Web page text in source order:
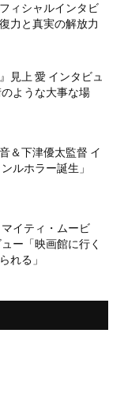
ィシャルインタビ
力と真実の解放力
見上 愛 インタビュ
ような大事な場
＆下津優太監督 イ
ルホラー誕生」
マイティ・ムービ
ー「映画館に行く
れる」